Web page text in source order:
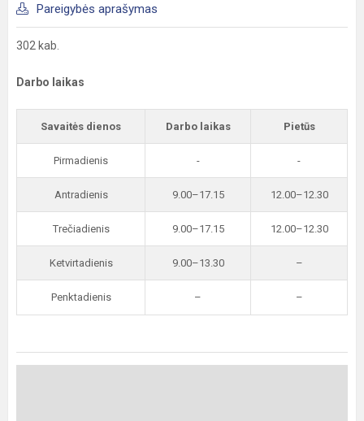
Pareigybės aprašymas
302 kab.
Darbo laikas
Savaitės dienos Darbo laikas Pietūs
Pirmadienis - -
Antradienis 9.00–17.15 12.00–12.30
Trečiadienis 9.00–17.15 12.00–12.30
Ketvirtadienis 9.00–13.30 –
Penktadienis – –